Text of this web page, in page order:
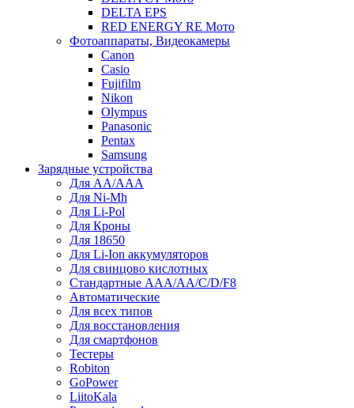
DELTA EPS
RED ENERGY RE Мото
Фотоаппараты, Видеокамеры
Canon
Casio
Fujifilm
Nikon
Olympus
Panasonic
Pentax
Samsung
Зарядные устройства
Для AA/AAA
Для Ni-Mh
Для Li-Pol
Для Кроны
Для 18650
Для Li-Ion аккумуляторов
Для свинцово кислотных
Стандартные ААА/АА/С/D/F8
Автоматические
Для всех типов
Для восстановления
Для смартфонов
Тестеры
Robiton
GoPower
LiitoKala